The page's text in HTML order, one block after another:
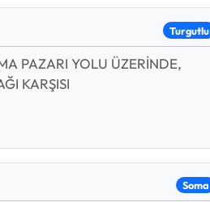
Turgutlu
PAZARI YOLU ÜZERİNDE,
KARŞISI
Soma